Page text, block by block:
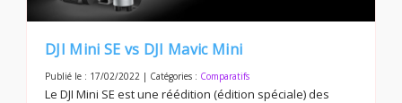
DJI Mini SE vs DJI Mavic Mini
Publié le : 17/02/2022 | Catégories : Comparatifs
Le DJI Mini SE est une réédition (édition spéciale) des